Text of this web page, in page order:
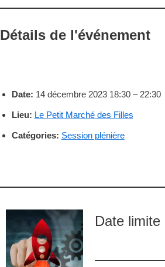
Détails de l'événement
Date: 14 décembre 2023 18:30– 22:30
Lieu: Le Petit Marché des Filles
Catégories: Session plénière
Date